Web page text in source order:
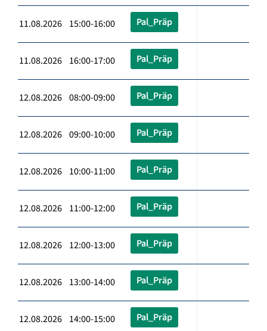
11.08.2026 15:00-16:00 Pal_Präp
11.08.2026 16:00-17:00 Pal_Präp
12.08.2026 08:00-09:00 Pal_Präp
12.08.2026 09:00-10:00 Pal_Präp
12.08.2026 10:00-11:00 Pal_Präp
12.08.2026 11:00-12:00 Pal_Präp
12.08.2026 12:00-13:00 Pal_Präp
12.08.2026 13:00-14:00 Pal_Präp
12.08.2026 14:00-15:00 Pal_Präp